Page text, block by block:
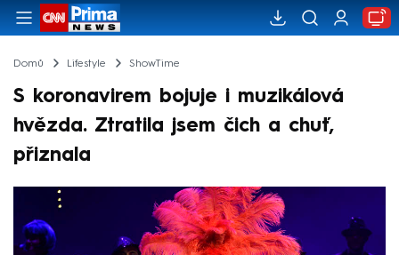
Domů Lifestyle ShowTime
S koronavirem bojuje i muzikálová
hvězda. Ztratila jsem čich a chuť,
přiznala